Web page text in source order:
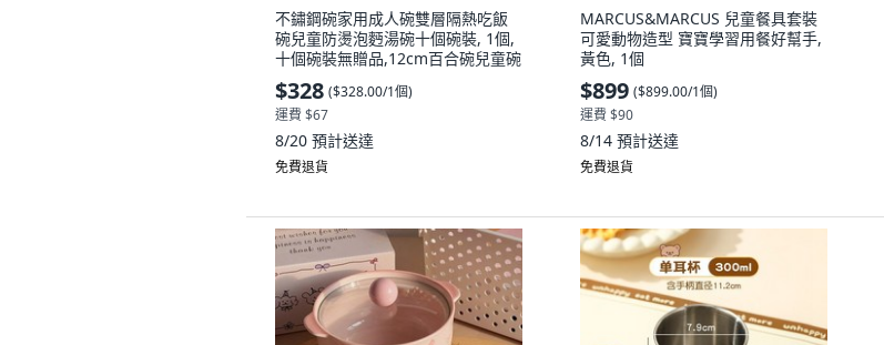
不鏽鋼碗家用成人碗雙層隔熱吃飯
碗兒童防燙泡麪湯碗十個碗裝, 1個,
十個碗裝無贈品,12cm百合碗兒童碗
$328 ($328.00/1個)
運費 $67
8/20 預計送達
免費退貨
MARCUS&MARCUS 兒童餐具套裝
可愛動物造型 寶寶學習用餐好幫手,
黃色, 1個
$899 ($899.00/1個)
運費 $90
8/14 預計送達
免費退貨